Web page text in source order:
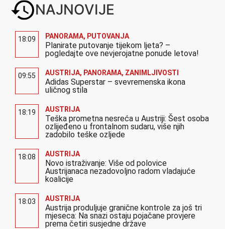
NAJNOVIJE
18:09 PANORAMA, PUTOVANJA
Planirate putovanje tijekom ljeta? –
pogledajte ove nevjerojatne ponude letova!
09:55 AUSTRIJA, PANORAMA, ZANIMLJIVOSTI
Adidas Superstar – svevremenska ikona
uličnog stila
18:19 AUSTRIJA
Teška prometna nesreća u Austriji: Šest osoba
ozlijeđeno u frontalnom sudaru, više njih
zadobilo teške ozljede
18:08 AUSTRIJA
Novo istraživanje: Više od polovice
Austrijanaca nezadovoljno radom vladajuće
koalicije
18:03 AUSTRIJA
Austrija produljuje granične kontrole za još tri
mjeseca: Na snazi ostaju pojačane provjere
prema četiri susjedne države